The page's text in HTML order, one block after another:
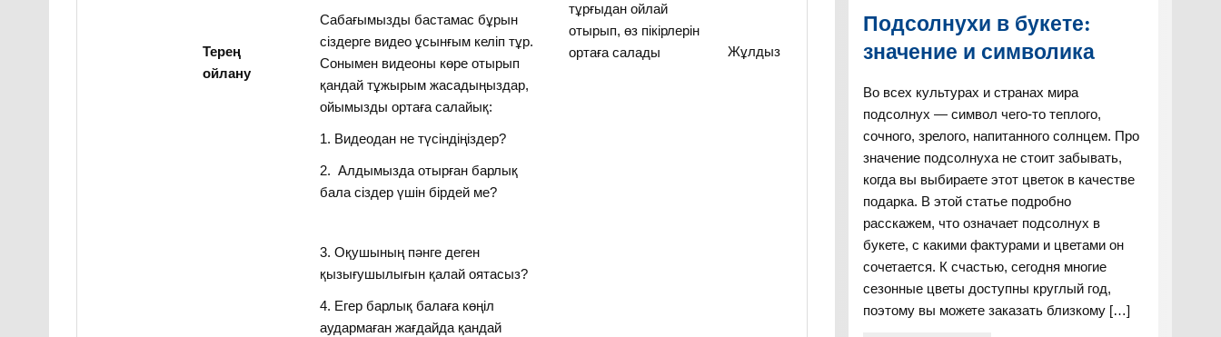
Терең
ойлану
Сабағымызды бастамас бұрын
сіздерге видео ұсынғым келіп тұр.
Сонымен видеоны көре отырып
қандай тұжырым жасадыңыздар,
ойымызды ортаға салайық:
1. Видеодан не түсіндіңіздер?
2. Алдымызда отырған барлық
бала сіздер үшін бірдей ме?
3. Оқушының пәнге деген
қызығушылығын қалай оятасыз?
4. Егер барлық балаға көңіл
аудармаған жағдайда қандай
тұрғыдан ойлай
отырып, өз пікірлерін
ортаға салады
Жұлдыз
Подсолнухи в букете:
значение и символика
Во всех культурах и странах мира
подсолнух — символ чего-то теплого,
сочного, зрелого, напитанного солнцем. Про
значение подсолнуха не стоит забывать,
когда вы выбираете этот цветок в качестве
подарка. В этой статье подробно
расскажем, что означает подсолнух в
букете, с какими фактурами и цветами он
сочетается. К счастью, сегодня многие
сезонные цветы доступны круглый год,
поэтому вы можете заказать близкому […]